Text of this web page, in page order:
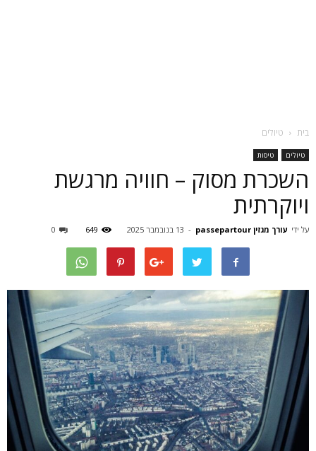
בית טיולים
טיולים טיסות
השכרת מסוק – חוויה מרגשת
ויוקרתית
על ידי עורך מגזין passepartour - 13 בנובמבר 2025 649
0